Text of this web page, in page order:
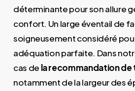
déterminante pour son allure
confort. Un large éventail de
soigneusement considéré
adéquation parfaite. Dans
cas de la recommandation de
notamment de la largeur des